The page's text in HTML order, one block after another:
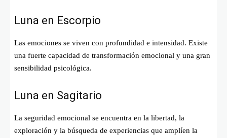
Luna en Escorpio
Las emociones se viven con profundidad e intensidad. Existe
una fuerte capacidad de transformación emocional y una gran
sensibilidad psicológica.
Luna en Sagitario
La seguridad emocional se encuentra en la libertad, la
exploración y la búsqueda de experiencias que amplíen la